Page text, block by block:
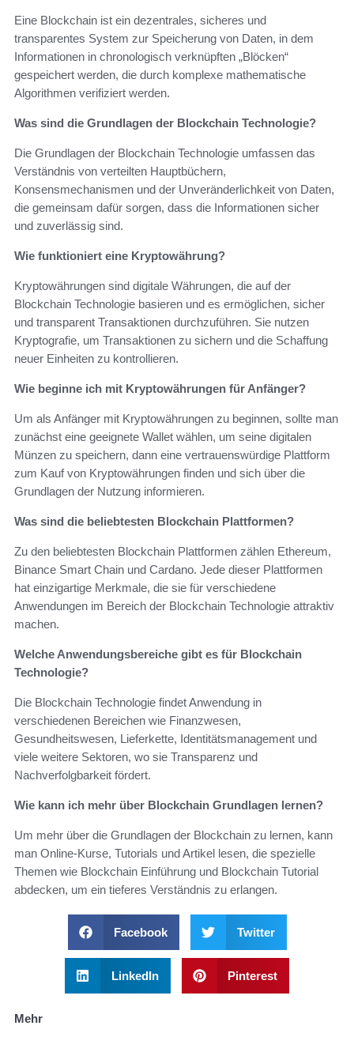
Eine Blockchain ist ein dezentrales, sicheres und
transparentes System zur Speicherung von Daten, in dem
Informationen in chronologisch verknüpften „Blöcken“
gespeichert werden, die durch komplexe mathematische
Algorithmen verifiziert werden.
Was sind die Grundlagen der Blockchain Technologie?
Die Grundlagen der Blockchain Technologie umfassen das
Verständnis von verteilten Hauptbüchern,
Konsensmechanismen und der Unveränderlichkeit von Daten,
die gemeinsam dafür sorgen, dass die Informationen sicher
und zuverlässig sind.
Wie funktioniert eine Kryptowährung?
Kryptowährungen sind digitale Währungen, die auf der
Blockchain Technologie basieren und es ermöglichen, sicher
und transparent Transaktionen durchzuführen. Sie nutzen
Kryptografie, um Transaktionen zu sichern und die Schaffung
neuer Einheiten zu kontrollieren.
Wie beginne ich mit Kryptowährungen für Anfänger?
Um als Anfänger mit Kryptowährungen zu beginnen, sollte man
zunächst eine geeignete Wallet wählen, um seine digitalen
Münzen zu speichern, dann eine vertrauenswürdige Plattform
zum Kauf von Kryptowährungen finden und sich über die
Grundlagen der Nutzung informieren.
Was sind die beliebtesten Blockchain Plattformen?
Zu den beliebtesten Blockchain Plattformen zählen Ethereum,
Binance Smart Chain und Cardano. Jede dieser Plattformen
hat einzigartige Merkmale, die sie für verschiedene
Anwendungen im Bereich der Blockchain Technologie attraktiv
machen.
Welche Anwendungsbereiche gibt es für Blockchain
Technologie?
Die Blockchain Technologie findet Anwendung in
verschiedenen Bereichen wie Finanzwesen,
Gesundheitswesen, Lieferkette, Identitätsmanagement und
viele weitere Sektoren, wo sie Transparenz und
Nachverfolgbarkeit fördert.
Wie kann ich mehr über Blockchain Grundlagen lernen?
Um mehr über die Grundlagen der Blockchain zu lernen, kann
man Online-Kurse, Tutorials und Artikel lesen, die spezielle
Themen wie Blockchain Einführung und Blockchain Tutorial
abdecken, um ein tieferes Verständnis zu erlangen.
Facebook Twitter
LinkedIn Pinterest
Mehr